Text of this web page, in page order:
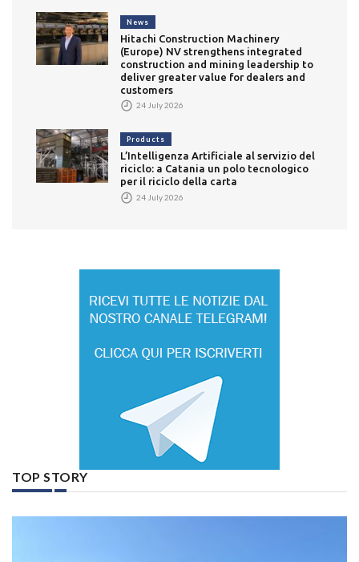
News
Hitachi Construction Machinery
(Europe) NV strengthens integrated
construction and mining leadership to
deliver greater value for dealers and
customers
24 July 2026
Products
L’Intelligenza Artificiale al servizio del
riciclo: a Catania un polo tecnologico
per il riciclo della carta
24 July 2026
TOP STORY